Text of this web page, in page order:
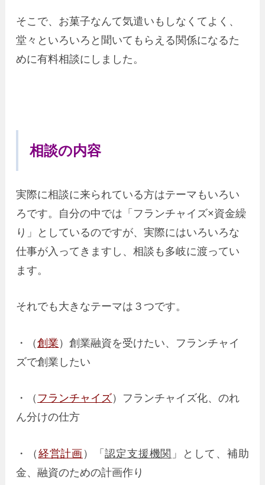
そこで、お菓子なんて気遣いもしなくてよく、
堂々といろいろと聞いてもらえる関係になるた
めに有料相談にしました。
相談の内容
実際に相談に来られている方はテーマもいろい
ろです。自分の中では「フランチャイズ×資金繰
り」としているのですが、実際にはいろいろな
仕事が入ってきますし、相談も多岐に渡ってい
ます。
それでも大きなテーマは３つです。
・（創業）創業融資を受けたい、フランチャイ
ズで創業したい
・（ フランチャイズ）フランチャイズ化、のれ
ん分けの仕方
・（経営計画）「認定支援機関 」として、補助
金、融資のための計画作り